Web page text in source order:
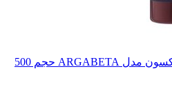
بالم نرم کننده مو فر دیکسون مدل ARGABETA حجم 500